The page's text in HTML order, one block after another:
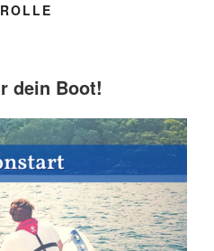
dein Boot!